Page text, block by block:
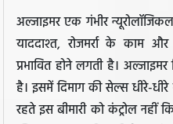
अल्जाइमर एक गंभीर
याददाश्त, रोजमर्रा के काम
प्रभावित होने लगती है।
है। इसमें दिमाग की सेल्स धीरे-
रहते इस बीमारी को कंट्रोल नहीं